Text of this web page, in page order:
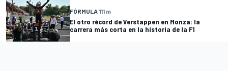
FÓRMULA 111 m
El otro récord de Verstappen en Monza: la
carrera más corta en la historia de la F1